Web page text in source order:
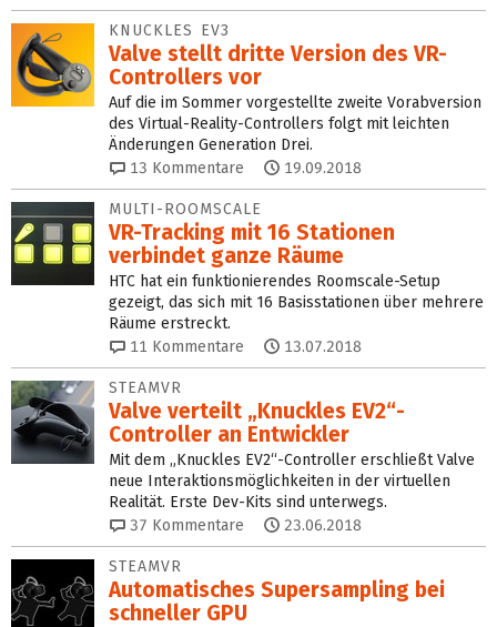
KNUCKLES EV3
Valve stellt dritte Version des VR-
Controllers vor
Auf die im Sommer vorgestellte zweite Vorabversion
des Virtual-Reality-Controllers folgt mit leichten
Änderungen Generation Drei.
13 Kommentare 19.09.2018
MULTI-ROOMSCALE
VR-Tracking mit 16 Stationen
verbindet ganze Räume
HTC hat ein funktionierendes Roomscale-Setup
gezeigt, das sich mit 16 Basisstationen über mehrere
Räume erstreckt.
11 Kommentare 13.07.2018
STEAMVR
Valve verteilt „Knuckles EV2“-
Controller an Entwickler
Mit dem „Knuckles EV2“-Controller erschließt Valve
neue Interaktionsmöglichkeiten in der virtuellen
Realität. Erste Dev-Kits sind unterwegs.
37 Kommentare 23.06.2018
STEAMVR
Automatisches Supersampling bei
schneller GPU